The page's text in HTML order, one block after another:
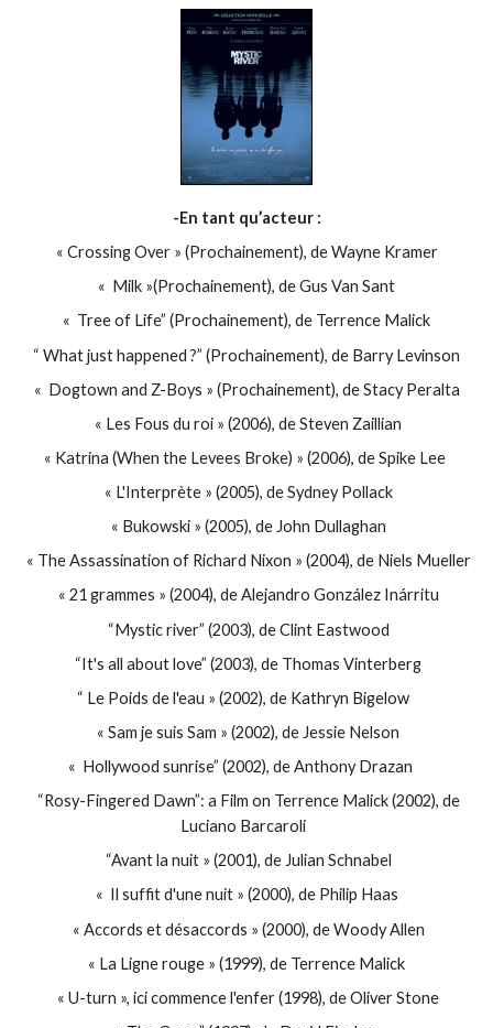
-En tant qu’acteur :
« Crossing Over » (Prochainement), de Wayne Kramer
« Milk »(Prochainement), de Gus Van Sant
« Tree of Life” (Prochainement), de Terrence Malick
“ What just happened ?” (Prochainement), de Barry Levinson
« Dogtown and Z-Boys » (Prochainement), de Stacy Peralta
« Les Fous du roi » (2006), de Steven Zaillian
« Katrina (When the Levees Broke) » (2006), de Spike Lee
« L'Interprète » (2005), de Sydney Pollack
« Bukowski » (2005), de John Dullaghan
« The Assassination of Richard Nixon » (2004), de Niels Mueller
« 21 grammes » (2004), de Alejandro González Inárritu
“Mystic river” (2003), de Clint Eastwood
“It's all about love” (2003), de Thomas Vinterberg
“ Le Poids de l'eau » (2002), de Kathryn Bigelow
« Sam je suis Sam » (2002), de Jessie Nelson
« Hollywood sunrise” (2002), de Anthony Drazan
“Rosy-Fingered Dawn”: a Film on Terrence Malick (2002), de
Luciano Barcaroli
“Avant la nuit » (2001), de Julian Schnabel
« Il suffit d'une nuit » (2000), de Philip Haas
« Accords et désaccords » (2000), de Woody Allen
« La Ligne rouge » (1999), de Terrence Malick
« U-turn », ici commence l'enfer (1998), de Oliver Stone